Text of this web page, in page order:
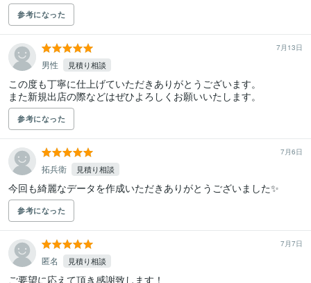
参考になった
7月13日
男性 見積り相談
この度も丁寧に仕上げていただきありがとうございます。
また新規出店の際などはぜひよろしくお願いいたします。
参考になった
7月6日
拓兵衛 見積り相談
今回も綺麗なデータを作成いただきありがとうございました✨
参考になった
7月7日
匿名 見積り相談
ご要望に応えて頂き感謝致します！